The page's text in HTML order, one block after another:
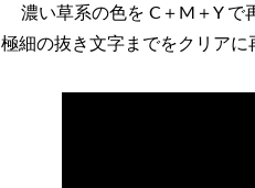
濃い草系の色を C＋M＋Y で
極細の抜き文字までをクリアに